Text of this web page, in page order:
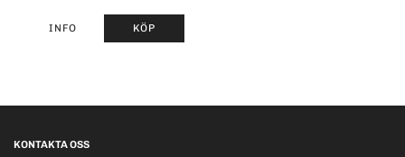
INFO KÖP
KONTAKTA OSS